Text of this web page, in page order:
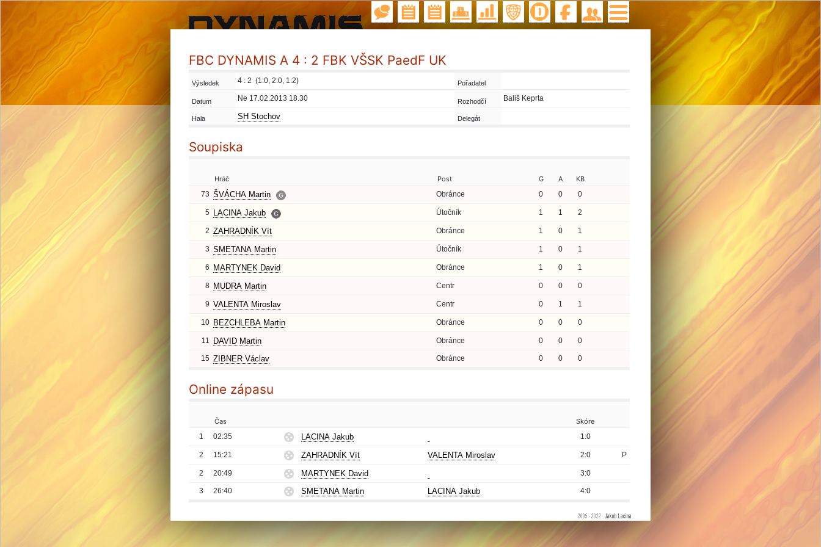
FBC DYNAMIS A 4 : 2 FBK VŠSK PaedF UK
Výsledek 4 : 2 (1:0, 2:0, 1:2) Pořadatel
Datum Ne 17.02.2013 18.30 Rozhodčí Bališ Keprta
Hala SH Stochov Delegát
Soupiska
Hráč Post G A
KB
73 ŠVÁCHA Martin Obránce 0 0 0
5 LACINA Jakub Útočník 1 1 2
2 ZAHRADNÍK Vít Obránce 1 0 1
3 SMETANA Martin Útočník 1 0 1
6 MARTYNEK David Obránce 1 0 1
8 MUDRA Martin Centr 0 0 0
9 VALENTA Miroslav Centr 0 1 1
10 BEZCHLEBA Martin Obránce 0 0 0
11 DAVID Martin Obránce 0 0 0
15 ZIBNER Václav Obránce 0 0 0
Online zápasu
Čas
Skóre
1
02:35 LACINA Jakub 1:0
2 15:21 ZAHRADNÍK Vít VALENTA Miroslav 2:0 P
2 20:49 MARTYNEK David 3:0
3 26:40 SMETANA Martin LACINA Jakub 4:0